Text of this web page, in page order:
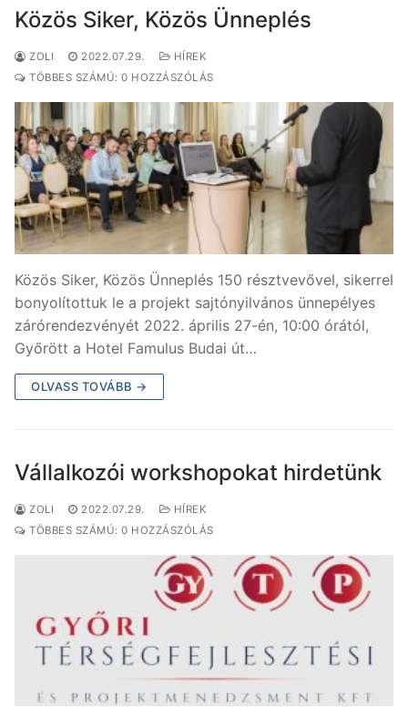
Közös Siker, Közös Ünneplés
ZOLI 2022.07.29.
HÍREK
TÖBBES SZÁMÚ: 0 HOZZÁSZÓLÁS
Közös Siker, Közös Ünneplés 150 résztvevővel, sikerrel
bonyolítottuk le a projekt sajtónyilvános ünnepélyes
zárórendezvényét 2022. április 27-én, 10:00 órától,
Győrött a Hotel Famulus Budai út…
OLVASS TOVÁBB →
Vállalkozói workshopokat hirdetünk
ZOLI 2022.07.29.
HÍREK
TÖBBES SZÁMÚ: 0 HOZZÁSZÓLÁS